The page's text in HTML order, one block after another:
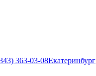
363-03-08Екатеринбург